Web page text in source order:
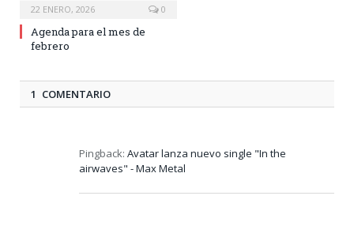
22 ENERO, 2026 0
Agenda para el mes de
febrero
1 COMENTARIO
Pingback: Avatar lanza nuevo single "In the
airwaves" - Max Metal